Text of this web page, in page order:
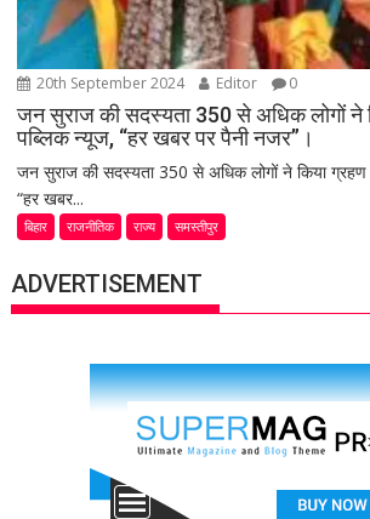
20th September 2024 Editor 0
जन सुराज की सदस्यता 350 से अधिक लोगों ने
पब्लिक न्यूज, “हर खबर पर पैनी नजर”।
जन सुराज की सदस्यता 350 से अधिक लोगों ने किया
“हर खबर...
बिहार राजनीतिक राज्य समस्तीपुर
ADVERTISEMENT